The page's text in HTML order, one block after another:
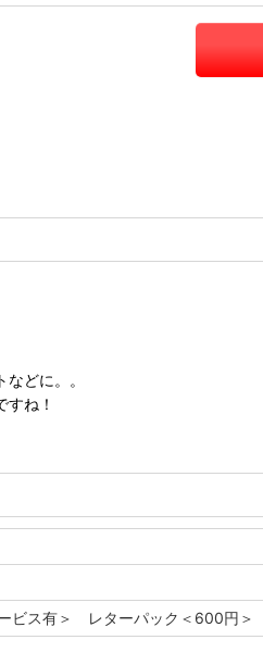
どに。。
ね！
ビス有＞ レターパック＜600円＞